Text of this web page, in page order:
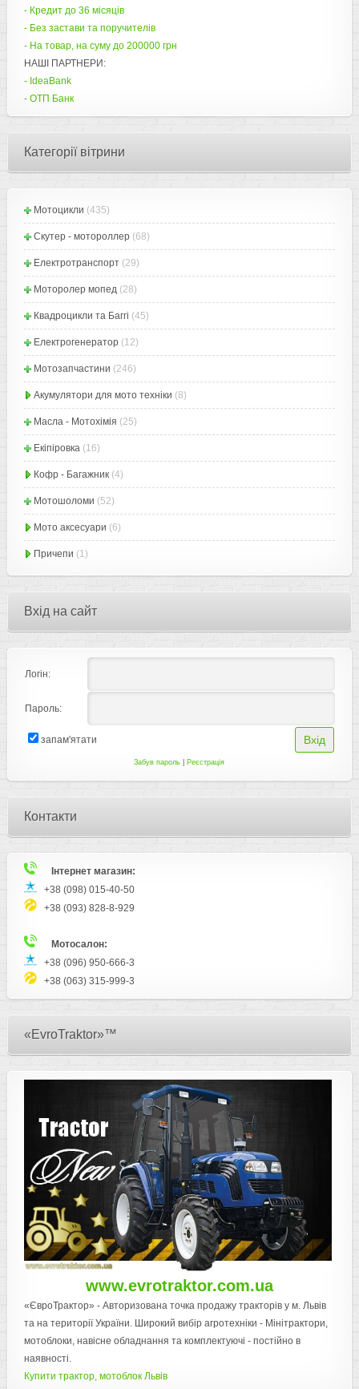
- Кредит до 36 місяців
- Без застави та поручителів
- На товар, на суму до 200000 грн
НАШІ ПАРТНЕРИ:
- IdeaBank
- ОТП Банк
Категорії вітрини
Мотоцикли (435)
Скутер - мотороллер (68)
Електротранспорт (29)
Моторолер мопед (28)
Квадроцикли та Баггі (45)
Електрогенератор (12)
Мотозапчастини (246)
Акумулятори для мото техніки (8)
Масла - Мотохімія (25)
Екіпіровка (16)
Кофр - Багажник (4)
Мотошоломи (52)
Мото аксесуари (6)
Причепи (1)
Вхід на сайт
Логін:
Пароль:
запам'ятати
Забув пароль Реєстрація
Контакти
Інтернет магазин:
+38 (098) 015-40-50
+38 (093) 828-8-929
Мотосалон:
+38 (096) 950-666-3
+38 (063) 315-999-3
«EvroTraktor»™
www.evrotraktor.com.ua
«ЄвроТрактор» - Авторизована точка продажу тракторів у м. Львів
та на території України. Широкий вибір агротехніки - Мінітрактори,
мотоблоки, навісне обладнання та комплектуючі - постійно в
наявності.
Купити трактор, мотоблок Львів